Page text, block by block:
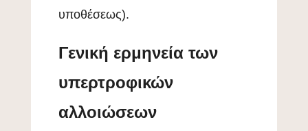
υποθέσεως).
Γενική ερμηνεία των
υπερτροφικών
αλλοιώσεων